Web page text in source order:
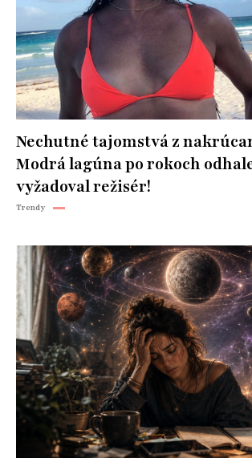
Nechutné tajomstvá z
Modrá lagúna po rokoch
vyžadoval režisér!
Trendy